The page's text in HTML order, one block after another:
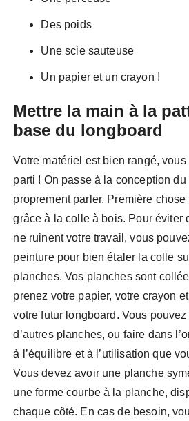
Des poids
Une scie sauteuse
Un papier et un crayon !
Mettre la main à la
base du longboard
Votre matériel est bien rangé, vous
parti ! On passe à la conception du
proprement parler. Première
grâce à la colle à bois. Pour éviter
ne ruinent votre travail, vous
peinture pour bien étaler la colle
planches. Vos planches sont
prenez votre papier, votre crayon
votre futur longboard. Vous
d’autres planches, ou faire dans
à l’équilibre et à l’utilisation que
Vous devez avoir une planche
une forme courbe à la planche,
chaque côté. En cas de besoin,